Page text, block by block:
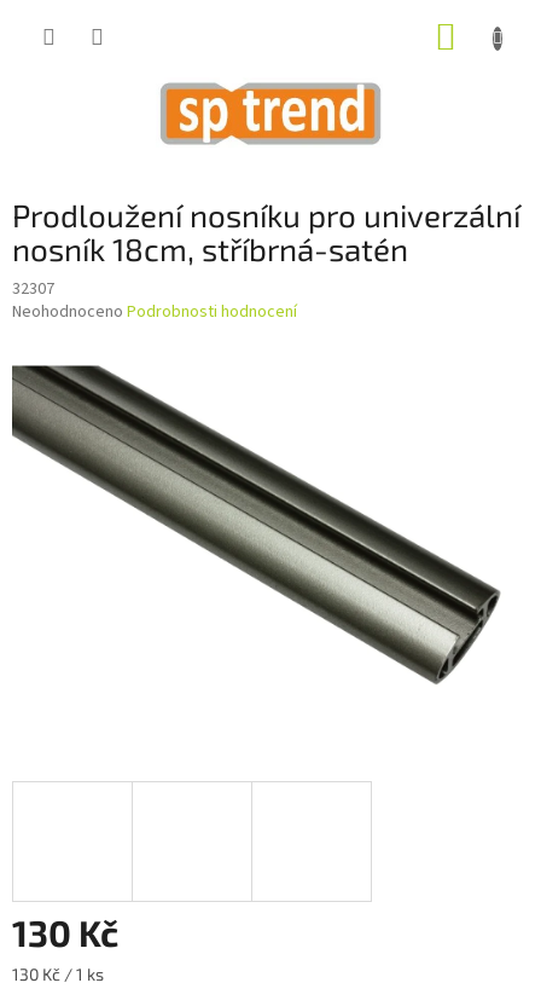
Prodloužení nosníku pro univerzální
nosník 18cm, stříbrná-satén
32307
Průměrné
je
0,0
z
hvězdiček.
Neohodnoceno Podrobnosti hodnocení
130 Kč
Měrná
130 Kč / 1 ks